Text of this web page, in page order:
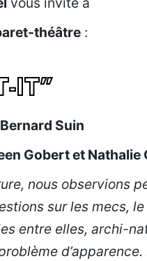
théâtre :
IT”
Suin
Gobert et Nathalie
nous observions
sur les mecs,
entre elles, archi-
d’apparence.